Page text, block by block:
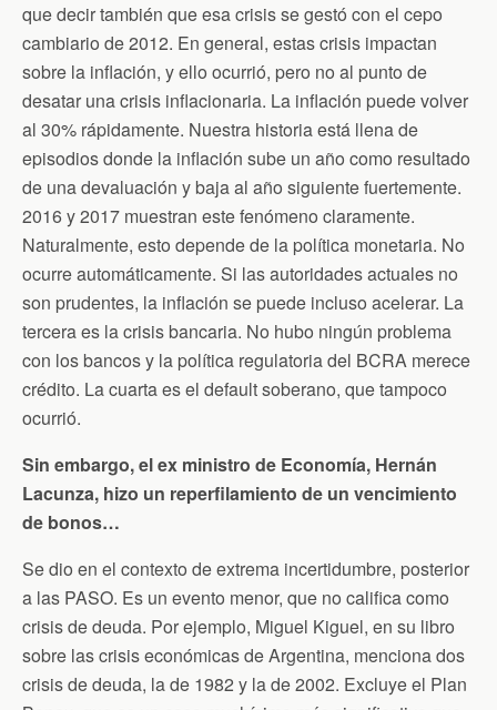
que decir también que esa crisis se gestó con el cepo
cambiario de 2012. En general, estas crisis impactan
sobre la inflación, y ello ocurrió, pero no al punto de
desatar una crisis inflacionaria. La inflación puede volver
al 30% rápidamente. Nuestra historia está llena de
episodios donde la inflación sube un año como resultado
de una devaluación y baja al año siguiente fuertemente.
2016 y 2017 muestran este fenómeno claramente.
Naturalmente, esto depende de la política monetaria. No
ocurre automáticamente. Si las autoridades actuales no
son prudentes, la inflación se puede incluso acelerar. La
tercera es la crisis bancaria. No hubo ningún problema
con los bancos y la política regulatoria del BCRA merece
crédito. La cuarta es el default soberano, que tampoco
ocurrió.
Sin embargo, el ex ministro de Economía, Hernán
Lacunza, hizo un reperfilamiento de un vencimiento
de bonos…
Se dio en el contexto de extrema incertidumbre, posterior
a las PASO. Es un evento menor, que no califica como
crisis de deuda. Por ejemplo, Miguel Kiguel, en su libro
sobre las crisis económicas de Argentina, menciona dos
crisis de deuda, la de 1982 y la de 2002. Excluye el Plan